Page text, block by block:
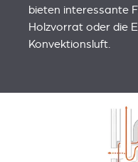
bieten interessante
Holzvorrat oder die
Konvektionsluft.